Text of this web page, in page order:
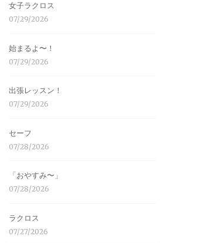
女子ラクロス
07/29/2026
始まるよ〜！
07/29/2026
出張レッスン！
07/29/2026
セーフ
07/28/2026
「おやすみ〜」
07/28/2026
ラクロス
07/27/2026